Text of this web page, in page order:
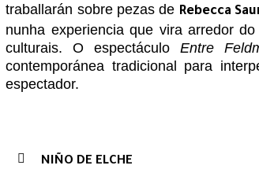
traballarán sobre pezas de Rebecca
nunha experiencia que vira arredor
culturais. O espectáculoEntre
contemporánea tradicional para
espectador.
NIÑO DE ELCHE